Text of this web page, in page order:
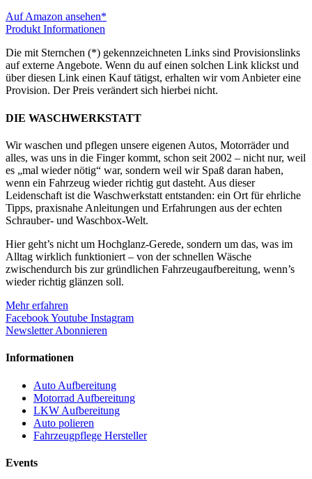
Auf Amazon ansehen*
Produkt Informationen
Die mit Sternchen (*) gekennzeichneten Links sind Provisionslinks
auf externe Angebote. Wenn du auf einen solchen Link klickst und
über diesen Link einen Kauf tätigst, erhalten wir vom Anbieter eine
Provision. Der Preis verändert sich hierbei nicht.
DIE WASCHWERKSTATT
Wir waschen und pflegen unsere eigenen Autos, Motorräder und
alles, was uns in die Finger kommt, schon seit 2002 – nicht nur, weil
es „mal wieder nötig“ war, sondern weil wir Spaß daran haben,
wenn ein Fahrzeug wieder richtig gut dasteht. Aus dieser
Leidenschaft ist die Waschwerkstatt entstanden: ein Ort für ehrliche
Tipps, praxisnahe Anleitungen und Erfahrungen aus der echten
Schrauber- und Waschbox-Welt.
Hier geht’s nicht um Hochglanz-Gerede, sondern um das, was im
Alltag wirklich funktioniert – von der schnellen Wäsche
zwischendurch bis zur gründlichen Fahrzeugaufbereitung, wenn’s
wieder richtig glänzen soll.
Mehr erfahren
FacebookYoutube Instagram
Newsletter Abonnieren
Informationen
Auto Aufbereitung
Motorrad Aufbereitung
LKW Aufbereitung
Auto polieren
Fahrzeugpflege Hersteller
Events